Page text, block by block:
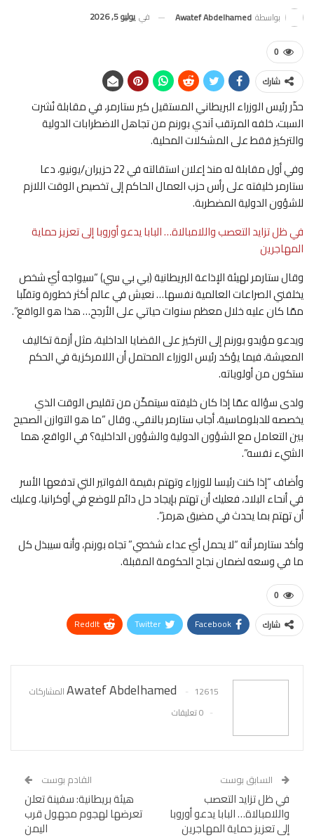
بواسطة Awatef Abdelhamed في يوليو 5, 2026
0
شارك
حذّر رئيس الوزراء البريطاني المستقيل كير ستارمر، في مقابلة نُشرت
السبت، خلفه المرتقب آندي بورنم من تجاهل الاضطرابات الدولية
والتركيز فقط على المشكلات المحلية.
وفي أول مقابلة له منذ إعلان استقالته في 22 حزيران/يونيو، دعا
ستارمر خليفته على رأس حزب العمال الحاكم إلى تخصيص الوقت اللازم
للشؤون الدولية المضطربة.
في ظل تزايد التعصب واللامبالاة… البابا يدعو أوروبا إلى تعزيز حماية
المهاجرين
وقال ستارمر لهيئة الإذاعة البريطانية (بي بي سي) “سيواجه أيّ شخص
يخلفني الصراعات العالمية نفسها… نعيش في عالم أكثر خطورة وتقلّبا
ممّا كان عليه خلال معظم سنوات حياتي على الأرجح… هذا هو الواقع”.
ويدعو مؤيدو بورنم إلى التركيز على القضايا الداخلية، مثل أزمة تكاليف
المعيشة، فيما يؤكد رئيس الوزراء المحتمل أن اللامركزية في الحكم
ستكون من أولوياته.
ولدى سؤاله عمّا إذا كان خليفته سيتمكّن من تقليص الوقت الذي
يخصصه للدبلوماسية، أجاب ستارمر بالنفي. وقال “ما هو التوازن الصحيح
بين التعامل مع الشؤون الدولية والشؤون الداخلية؟ في الواقع، هما
الشيء نفسه”.
وأضاف “إذا كنت رئيسا للوزراء وتهتم بقيمة الفواتير التي تدفعها الأسر
في أنحاء البلاد، فعليك أن تهتم بإيجاد حل دائم للوضع في أوكرانيا، وعليك
أن تهتم بما يحدث في مضيق هرمز”.
وأكد ستارمر أنه “لا يحمل أيّ عداء شخصي” تجاه بورنم، وأنه سيبذل كل
ما في وسعه لضمان نجاح الحكومة المقبلة.
0
شارك Facebook
Twitter
ReddIt
Awatef Abdelhamed
12615 المشاركات
0 تعليقات
السابق بوست
في ظل تزايد التعصب
واللامبالاة… البابا يدعو أوروبا
إلى تعزيز حماية المهاجرين
القادم بوست
هيئة بريطانية: سفينة تعلن
تعرضها لهجوم مجهول قرب
اليمن